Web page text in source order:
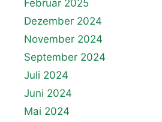
Februar 2025
Dezember 2024
November 2024
September 2024
Juli 2024
Juni 2024
Mai 2024